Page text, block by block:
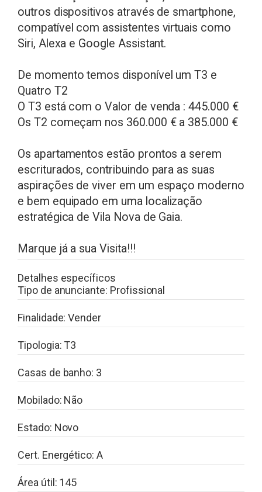
outros dispositivos através de smartphone,
compatível com assistentes virtuais como
Siri, Alexa e Google Assistant.
De momento temos disponível um T3 e
Quatro T2
O T3 está com o Valor de venda : 445.000 €
Os T2 começam nos 360.000 € a 385.000 €
Os apartamentos estão prontos a serem
escriturados, contribuindo para as suas
aspirações de viver em um espaço moderno
e bem equipado em uma localização
estratégica de Vila Nova de Gaia.
Marque já a sua Visita!!!
Detalhes específicos
Tipo de anunciante: Profissional
Finalidade: Vender
Tipologia: T3
Casas de banho: 3
Mobilado: Não
Estado: Novo
Cert. Energético: A
Área útil: 145